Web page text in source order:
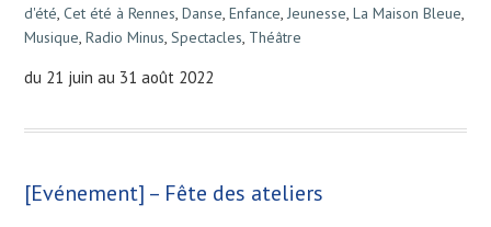
d'été, Cet été à Rennes, Danse, Enfance, Jeunesse, La Maison Bleue,
Musique, Radio Minus, Spectacles, Théâtre
du 21 juin au 31 août 2022
[Evénement] – Fête des ateliers